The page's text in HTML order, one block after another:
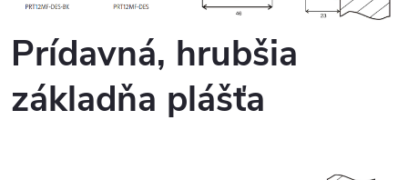
Prídavná, hrubšia
základňa plášťa